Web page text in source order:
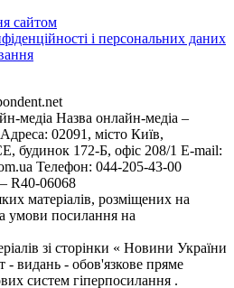
сайтом
і персональних даних
медіа Назва онлайн-медіа –
02091, місто Київ,
172-Б, офіс 208/1 E-mail:
Телефон: 044-205-43-00
– R40-06068
матеріалів, розміщених на
умови посилання на
зі сторінки « Новини України
- видань - обов'язкове пряме
систем гіперпосилання .